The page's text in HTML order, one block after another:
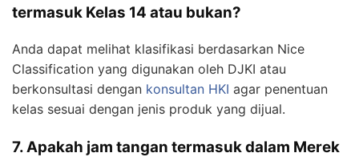
termasuk Kelas 14 atau bukan?
Anda dapat melihat klasifikasi berdasarkan Nice
Classification yang digunakan oleh DJKI atau
berkonsultasi dengan konsultan HKI agar penentuan
kelas sesuai dengan jenis produk yang dijual.
7. Apakah jam tangan termasuk dalam Merek